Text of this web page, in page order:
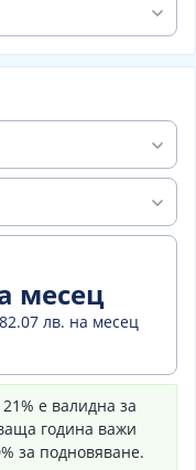
месец
лв. на месец
е валидна за
година важи
за подновяване.